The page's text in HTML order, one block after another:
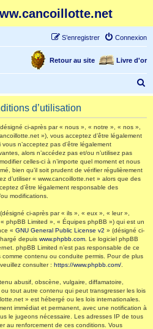
Connexion
S’enregistrer
Livre d'or
Retour au site
e
d’utilisation
ci-après par « nous », « notre », « nos »,
»), vous acceptez d’être légalement
n’acceptez pas d’être légalement
alors n’accédez pas et/ou n’utilisez pas
celles-ci à n’importe quel moment et nous
bien qu’il soit prudent de vérifier régulièrement
d’utiliser « www.cancoillotte.net » alors que des
d’être légalement responsable des
modifications.
ci-après par « ils », « eux », « leur »,
phpBB Limited », « Équipes phpBB ») qui est un
« GNU General Public License v2 » (désigné ci-
depuis www.phpbb.com . Le logiciel phpBB
phpBB Limited n’est pas responsable de ce
contenu ou conduite permis. Pour de plus
consulter : https://www.phpbb.com/
abusif, obscène, vulgaire, diffamatoire,
tout autre contenu qui peut transgresser les lois
» est hébergé ou les lois internationales.
immédiat et permanent, avec une notification à
le jugeons nécessaire. Les adresses IP de tous
au renforcement de ces conditions. Vous